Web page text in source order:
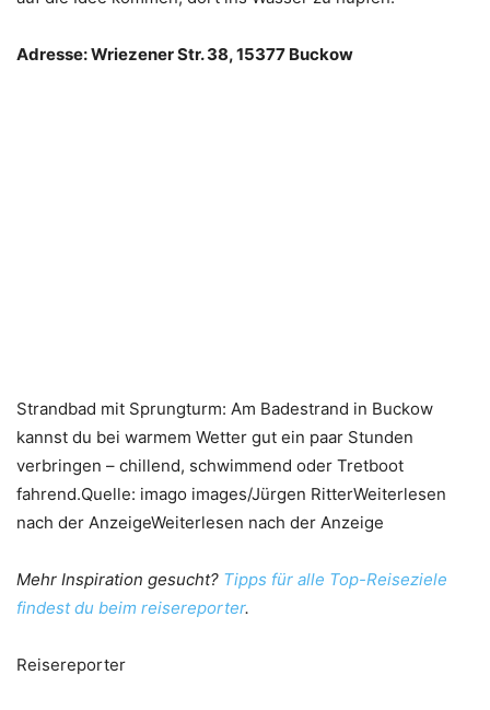
Adresse: Wriezener Str. 38, 15377 Buckow
Strandbad mit Sprungturm: Am Badestrand in Buckow
kannst du bei warmem Wetter gut ein paar Stunden
verbringen – chillend, schwimmend oder Tretboot
fahrend.Quelle: imago images/Jürgen RitterWeiterlesen
nach der AnzeigeWeiterlesen nach der Anzeige
Mehr Inspiration gesucht? Tipps für alle Top-Reiseziele
findest du beim reisereporter.
Reisereporter